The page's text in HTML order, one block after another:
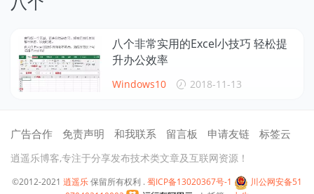
八个非常实用的Excel小技巧 轻松提
升办公效率
Windows10 2018-11-13
广告合作 免责声明 和我联系 留言板 申请友链 标签云
逍遥乐博客,专注于分享发布技术类文章及互联网资源！
©2012-2021 逍遥乐保留所有权利 . 蜀ICP备13020367号-1
川公网安备51